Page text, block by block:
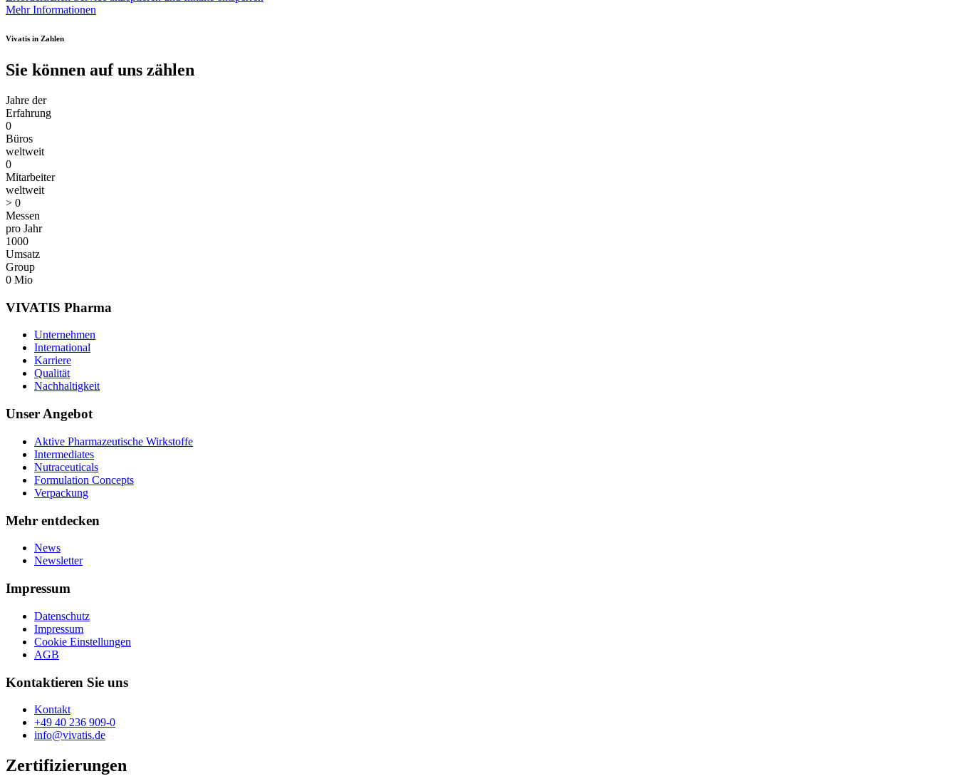
Mehr Informationen
Vivatis in Zahlen
Sie können auf uns zählen
Jahre der
Erfahrung
0
Büros
weltweit
0
Mitarbeiter
weltweit
> 0
Messen
pro Jahr
1000
Umsatz
Group
0 Mio
VIVATIS Pharma
Unternehmen
International
Karriere
Qualität
Nachhaltigkeit
Unser Angebot
Aktive Pharmazeutische Wirkstoffe
Intermediates
Nutraceuticals
Formulation Concepts
Verpackung
Mehr entdecken
News
Newsletter
Impressum
Datenschutz
Impressum
Cookie Einstellungen
AGB
Kontaktieren Sie uns
Kontakt
+49 40 236 909-0
info@vivatis.de
Zertifizierungen